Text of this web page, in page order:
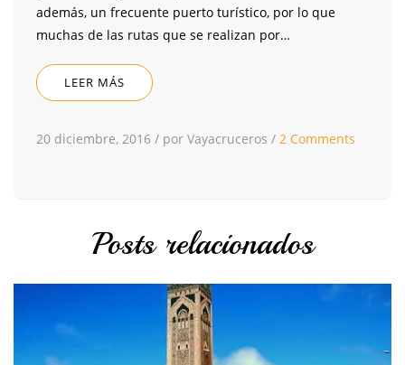
además, un frecuente puerto turístico, por lo que
muchas de las rutas que se realizan por…
LEER MÁS
20 diciembre, 2016 / por Vayacruceros / 2 Comments
Posts relacionados